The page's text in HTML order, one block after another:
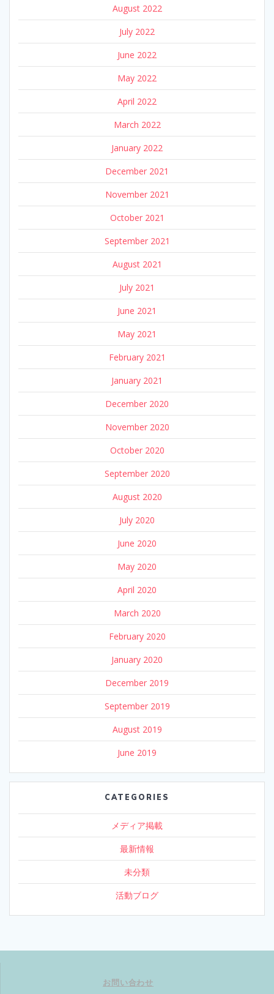
August 2022
July 2022
June 2022
May 2022
April 2022
March 2022
January 2022
December 2021
November 2021
October 2021
September 2021
August 2021
July 2021
June 2021
May 2021
February 2021
January 2021
December 2020
November 2020
October 2020
September 2020
August 2020
July 2020
June 2020
May 2020
April 2020
March 2020
February 2020
January 2020
December 2019
September 2019
August 2019
June 2019
CATEGORIES
メディア掲載
最新情報
未分類
活動ブログ
お問い合わせ